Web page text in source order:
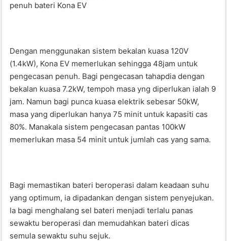
penuh bateri Kona EV
Dengan menggunakan sistem bekalan kuasa 120V
(1.4kW), Kona EV memerlukan sehingga 48jam untuk
pengecasan penuh. Bagi pengecasan tahapdia dengan
bekalan kuasa 7.2kW, tempoh masa yng diperlukan ialah 9
jam. Namun bagi punca kuasa elektrik sebesar 50kW,
masa yang diperlukan hanya 75 minit untuk kapasiti cas
80%. Manakala sistem pengecasan pantas 100kW
memerlukan masa 54 minit untuk jumlah cas yang sama.
Bagi memastikan bateri beroperasi dalam keadaan suhu
yang optimum, ia dipadankan dengan sistem penyejukan.
Ia bagi menghalang sel bateri menjadi terlalu panas
sewaktu beroperasi dan memudahkan bateri dicas
semula sewaktu suhu sejuk.